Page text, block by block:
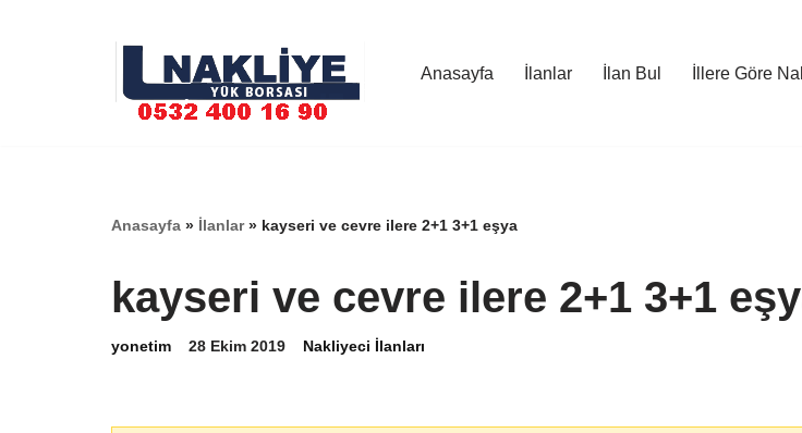
Anasayfa İlanlar İlan Bul İllere Göre
Anasayfa » İlanlar» kayseri ve cevre ilere 2+1 3+1 eşya
kayseri ve cevre ilere 2+1 3+1
yonetim 28 Ekim 2019 Nakliyeci İlanları